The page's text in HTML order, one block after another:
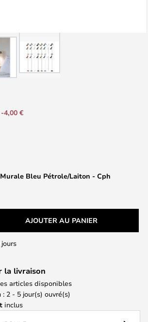
Bleu Pétrole/Laiton - Cph
4,00 €
AJOUTER AU PANIER
la livraison
articles disponibles
2 - 5 jour(s) ouvré(s)
inclus